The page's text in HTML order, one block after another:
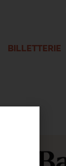
BILLETTERIE